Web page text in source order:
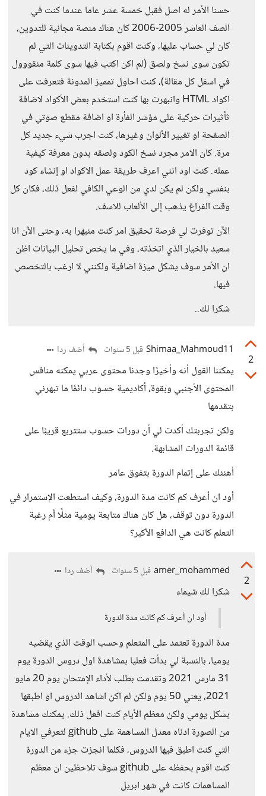
حسنا الأمر له اصل فقبل خمسة عشر عاما عندما كنت في
الصف العاشر 2005-2006 كان هناك منصة مجانية للتدوين،
كان لي حساب عليها، وكنت اقوم بكتابة التدوينات التي لم
تكون سوى نسخ ولصق (لم اكن اكتب فيها سوى كلمة منقووول
في اسفل كل مقالة)، كنت احاول تمميز المدونة فتعرفت على
اكواد HTML وانبهرت بها كنت استخدم بعض الأكواد لاضافة
ثأثيرات حركية على مؤشر الفأرة او اضافة مقطع صوتي في
الصفحة او تغيير الألوان وغيرها، كنت اجرب شيء جديد كل
مرة. كان الامر مجرد نسخ الكود ولصقه بدون معرفة كيفية
عمله. كنت اود انني اعرف طريقة عمل الاكواد او إنشاء كود
بنفسي ولكن لم يكن لدي من الوعي الكافي لفعل ذلك، فكان كل
وقت الفراغ يذهب إلى الألعاب للاسف.
الآن توفرت لي فرصة تحقيق امر كنت منبهرا به، وحتى الآن انا
سعيد بالخيار الذي اتخذته، وفي ما يخص تحليل البيانات اظن
ان الأمر سوف يشكل ميزة اضافية ولكنني لا ارغب بالتخصص
فيها.
شكرا لك..
2
Shimaa_Mahmoud11 قبل 5 سنوات أضف ردا
يمكننا القول أنه وأخيرًا وجدنا محتوى عربي يمكنه منافس
المحتوى الأجنبي وبقوة، أكاديمية حسوب دائمًا ما تبهرني
بتقدمها
ولكن تجربتك أكدت لي أن دورات حسوب ستتربع قريبًا على
قائمة الدورات المشابهة.
أهنئك على إتمام الدورة بتفوق عامر
أود ان أعرف كم كانت مدة الدورة، وكيف استطعت الإستمرار في
الدورة دون توقف، هل كان هناك متابعة يومية مثلًا أم رغبة
التعلم كانت هي الدافع الأكبر؟
2
amer_mohammed قبل 5 سنوات أضف ردا
شكرا لك شيماء
أود ان أعرف كم كانت مدة الدورة
مدة الدورة تعتمد على المتعلم وحسب الوقت الذي يقضيه
يوميا، بالنسبة لي بدأت فعليا بمشاهدة اول دروس الدورة يوم
31 مارس 2021 وتقدمت بطلب لأداء الإمتحان يوم 20 مايو
2021، يعني 50 يوم ولكن لم اكن اشاهد الدروس او اطبقها
بشكل يومي ولكن معظم الأيام كنت افعل ذلك. يمكنك مشاهدة
من الصورة ادناه معدل المساهمة على github لتعرفي الايام
التي كنت اطبق فيها الدروس، فكلما انجزت جزء من الدورة
كنت اقوم بحفظه على github سوف تلاحظين ان معظم
المساهمات كانت في شهر ابريل